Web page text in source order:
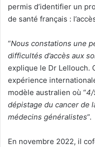
permis d’identifier un
de santé français :
“Nous constations une
difficultés d’accès aux
explique le Dr Lellouch.
expérience
modèle australien où “4/
dépistage du cancer de
médecins généralistes“.
En novembre 2022, il